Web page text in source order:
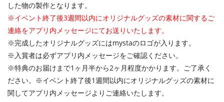
した物の製作となります。
※イベント終了後3週間以内にオリジナルグッズの素材に関するご
連絡をアプリ内メッセージにてお送りいたします。
※完成したオリジナルグッズにはmystaのロゴが入ります。
※入賞者は必ずアプリ内メッセージをご確認ください。
※特典のお届けまで1ヶ月半から2ヶ月程度かかります。ご了承く
ださい。※イベント終了後1週間以内にオリジナルグッズの素材に
関してアプリ内メッセージよりご連絡いたします。